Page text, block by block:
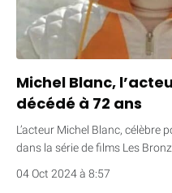
Michel Blanc,
décédé à 72 ans
L’acteur Michel Blanc, célèbre
dans la série de films Les
04 Oct 2024 à 8:57